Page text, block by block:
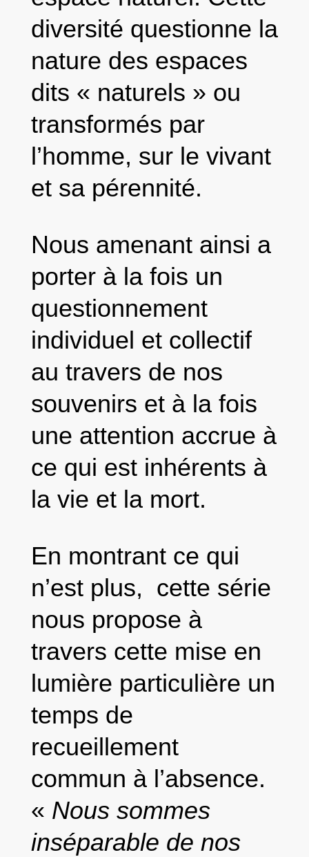
diversité questionne la
nature des espaces
dits « naturels » ou
transformés par
l’homme, sur le vivant
et sa pérennité.
Nous amenant ainsi a
porter à la fois un
questionnement
individuel et collectif
au travers de nos
souvenirs et à la fois
une attention accrue à
ce qui est inhérents à
la vie et la mort.
En montrant ce qui
n’est plus, cette série
nous propose à
travers cette mise en
lumière particulière un
temps de
recueillement
commun à l’absence.
« Nous sommes
inséparable de nos